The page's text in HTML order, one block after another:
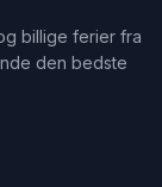
billige ferier fra
den bedste